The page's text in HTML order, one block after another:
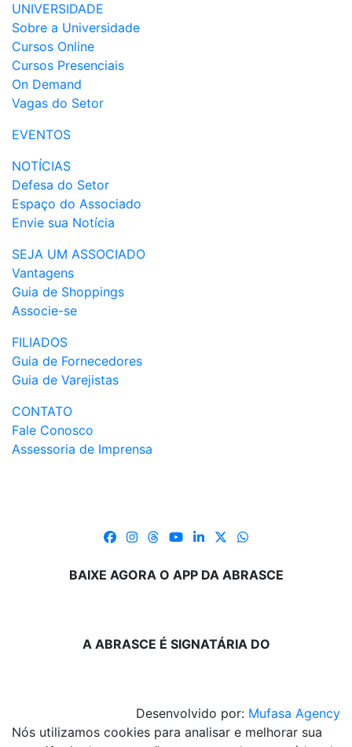
UNIVERSIDADE
Sobre a Universidade
Cursos Online
Cursos Presenciais
On Demand
Vagas do Setor
EVENTOS
NOTÍCIAS
Defesa do Setor
Espaço do Associado
Envie sua Notícia
SEJA UM ASSOCIADO
Vantagens
Guia de Shoppings
Associe-se
FILIADOS
Guia de Fornecedores
Guia de Varejistas
CONTATO
Fale Conosco
Assessoria de Imprensa
BAIXE AGORA O APP DA ABRASCE
A ABRASCE É SIGNATÁRIA DO
Desenvolvido por: Mufasa Agency
Nós utilizamos cookies para analisar e melhorar sua